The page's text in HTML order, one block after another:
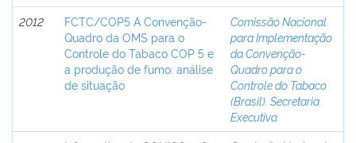
2012
FCTC/COP5 A Convenção-
Quadro da OMS para o
Controle do Tabaco COP 5 e
a produção de fumo: análise
de situação
Comissão Nacional
para Implementação
da Convenção-
Quadro para o
Controle do Tabaco
(Brasil). Secretaria
Executiva